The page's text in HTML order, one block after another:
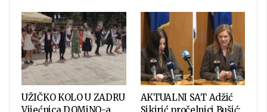
UŽIČKO KOLO U ZADRU
Vijećnica DOMiNO-a
AKTUALNI SAT Adžić
Sikirić pročelnici Bušić: